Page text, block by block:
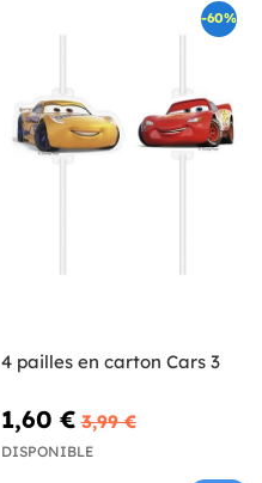
-60%
4 pailles en carton Cars 3
1,60 € 3,99 €
DISPONIBLE